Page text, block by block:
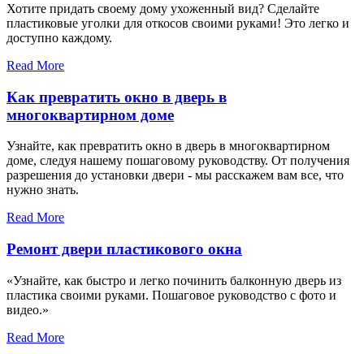
Хотите придать своему дому ухоженный вид? Сделайте
пластиковые уголки для откосов своими руками! Это легко и
доступно каждому.
Read More
Как превратить окно в дверь в
многоквартирном доме
Узнайте, как превратить окно в дверь в многоквартирном
доме, следуя нашему пошаговому руководству. От получения
разрешения до установки двери - мы расскажем вам все, что
нужно знать.
Read More
Ремонт двери пластикового окна
«Узнайте, как быстро и легко починить балконную дверь из
пластика своими руками. Пошаговое руководство с фото и
видео.»
Read More